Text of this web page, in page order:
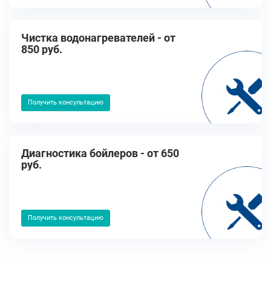
Чистка водонагревателей - от
850 руб.
Получить консультацию
Диагностика бойлеров - от 650
руб.
Получить консультацию